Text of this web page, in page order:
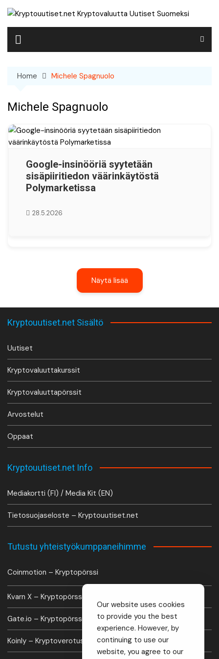
Skip
content
Home Michele Spagnuolo
Michele Spagnuolo
Google-insinööriä syytetään
sisäpiiritiedon väärinkäytöstä
Polymarketissa
28.5.2026
Näytä lisää
Kryptouutiset.net Sisältö
Uutiset
Kryptovaluuttakurssit
Kryptovaluuttapörssit
Arvostelut
Oppaat
Kryptouutiset.net Info
Mediakortti (FI) / Media Kit (EN)
Tietosuojaseloste – Kryptouutiset.net
Tutustu yhteistyökumppaneihimme
Coinmotion – Kryptopörssi
Kvarn X – Kryptopörssi
Gate.io – Kryptopörssi
Koinly – Kryptoverotus laskuri
Our website uses cookies
to provide you the best
experience. However, by
continuing to use our
website, you agree to our